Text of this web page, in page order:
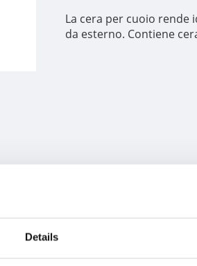
Details
La cera per cuoio rende
da esterno. Contiene